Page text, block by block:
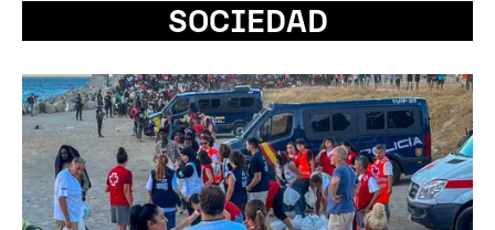
SOCIEDAD